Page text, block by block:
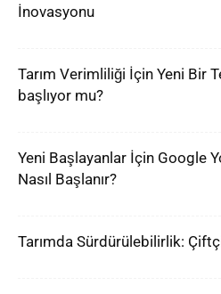
İnovasyonu
Tarım Verimliliği İçin Yeni Bir
başlıyor mu?
Yeni Başlayanlar İçin Google
Nasıl Başlanır?
Tarımda Sürdürülebilirlik: